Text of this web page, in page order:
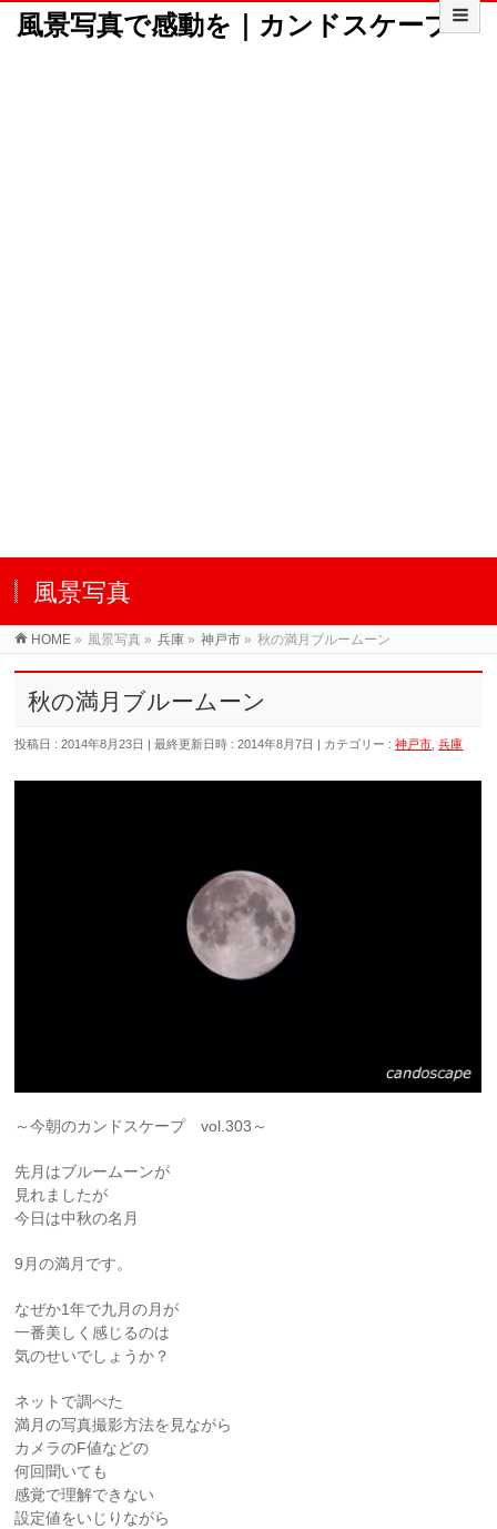
風景写真で感動を｜カンドスケープ
風景写真
HOME » 風景写真 » 兵庫 » 神戸市 » 秋の満月ブルームーン
秋の満月ブルームーン
投稿日 : 2014年8月23日 最終更新日時 : 2014年8月7日 カテゴリー :神戸市 ,兵庫
～今朝のカンドスケープ vol.303～
先月はブルームーンが
見れましたが
今日は中秋の名月
9月の満月です。
なぜか1年で九月の月が
一番美しく感じるのは
気のせいでしょうか？
ネットで調べた
満月の写真撮影方法を見ながら
カメラのF値などの
何回聞いても
感覚で理解できない
設定値をいじりながら